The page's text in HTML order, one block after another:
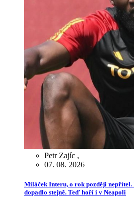
Petr Zajíc ,
07. 08. 2026
Miláček Interu, o rok později nepřítel.
dopadlo stejně. Teď hoří i v Neapoli